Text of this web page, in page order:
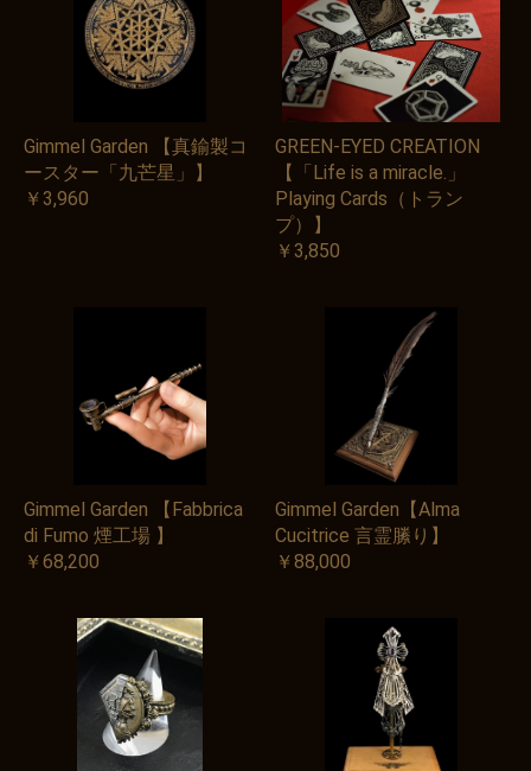
Gimmel Garden 【真鍮製コ
ースター「九芒星」】
￥3,960
GREEN-EYED CREATION
【「Life is a miracle.」
Playing Cards（トラン
プ）】
￥3,850
Gimmel Garden 【Fabbrica
di Fumo 煙工場 】
￥68,200
Gimmel Garden【Alma
Cucitrice 言霊縢り】
￥88,000